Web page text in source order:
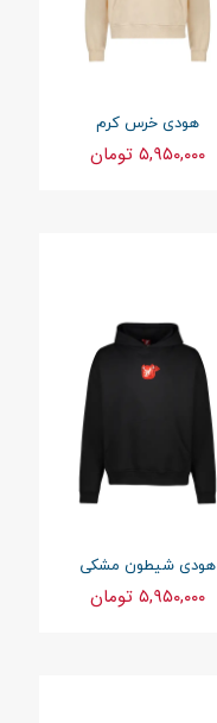
هودی خرس کرم
۵,۹۵۰,۰۰۰ تومان
هودی شیطون مشکی
۵,۹۵۰,۰۰۰ تومان